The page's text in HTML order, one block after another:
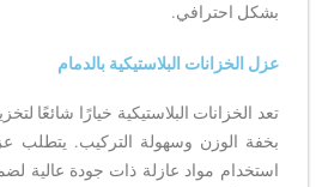
بشكل احترافي.
عزل الخزانات البلاستيكية بالدمام
تعد الخزانات البلاستيكية خيارًا شائعًا
بخفة الوزن وسهولة التركيب. يتطلب
استخدام مواد عازلة ذات جودة عالية